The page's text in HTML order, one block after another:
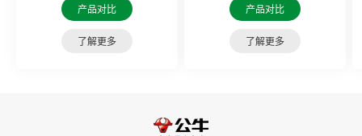
产品对比
了解更多
产品对比
了解更多